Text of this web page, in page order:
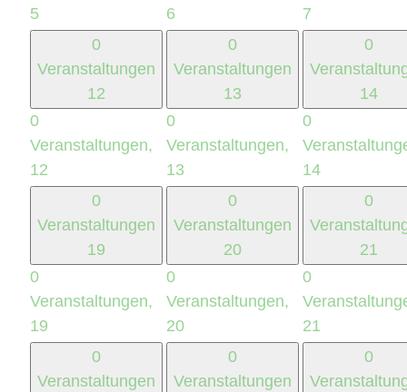
5
6
7
0
Veranstaltungen
12
0
Veranstaltungen,
12
0
Veranstaltungen
13
0
Veranstaltungen,
13
0
14
0
14
0
Veranstaltungen
19
0
Veranstaltungen,
19
0
Veranstaltungen
20
0
Veranstaltungen,
20
0
21
0
21
0
Veranstaltungen
0
Veranstaltungen
0